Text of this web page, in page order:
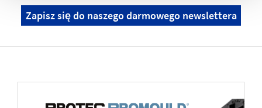
Zapisz się do naszego darmowego newslettera